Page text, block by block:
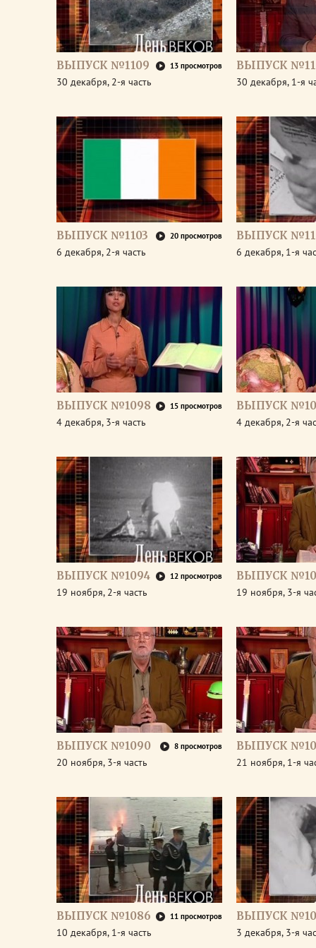
ВЫПУСК №1109 13 просмотров
30 декабря, 2-я часть
ВЫПУСК
30 декабря, 1-я
ВЫПУСК №1103 20 просмотров
6 декабря, 2-я часть
ВЫПУСК
6 декабря, 1-я
ВЫПУСК №1098 15 просмотров
4 декабря, 3-я часть
ВЫПУСК
4 декабря, 2-я
ВЫПУСК №1094 12 просмотров
19 ноября, 2-я часть
ВЫПУСК
19 ноября, 3-я
ВЫПУСК №1090 8 просмотров
20 ноября, 3-я часть
ВЫПУСК
21 ноября, 1-я
ВЫПУСК №1086 11 просмотров
10 декабря, 1-я часть
ВЫПУСК
3 декабря, 3-я